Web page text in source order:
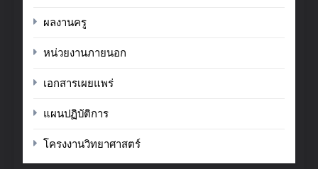
ผลงานครู
หน่วยงานภายนอก
เอกสารเผยแพร่
แผนปฏิบัติการ
โครงงานวิทยาศาสตร์